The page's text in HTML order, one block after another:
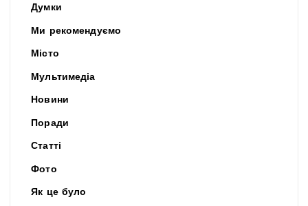
Думки
Ми рекомендуємо
Місто
Мультимедіа
Новини
Поради
Статті
Фото
Як це було